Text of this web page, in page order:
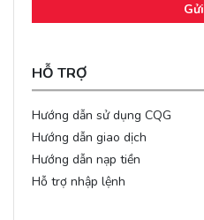
Gửi
HỖ TRỢ
Hướng dẫn sử dụng CQG
Hướng dẫn giao dịch
Hướng dẫn nạp tiền
Hỗ trợ nhập lệnh